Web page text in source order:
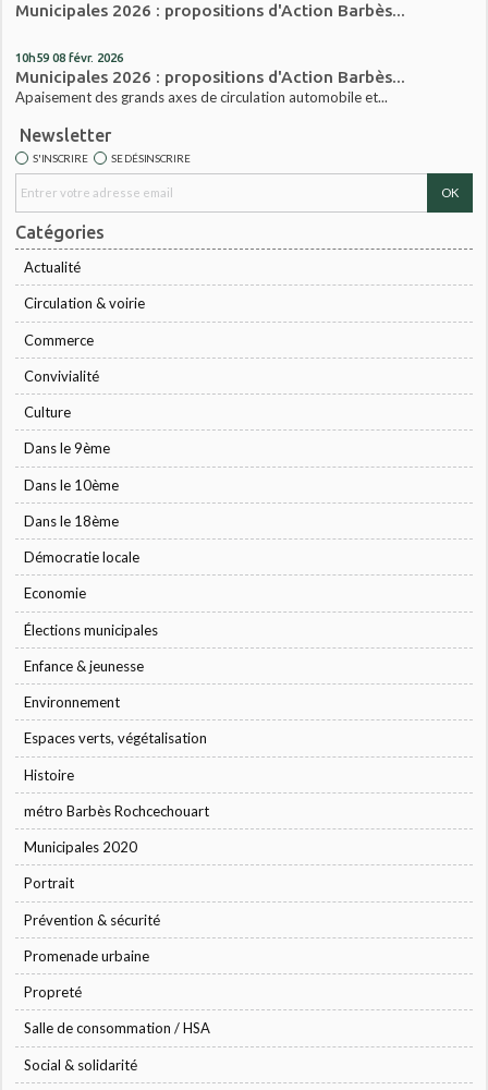
Municipales 2026 : propositions d'Action Barbès...
10h59 08 févr. 2026
Municipales 2026 : propositions d'Action Barbès...
Apaisement des grands axes de circulation automobile et...
Newsletter
S'INSCRIRE SE DÉSINSCRIRE
Catégories
Actualité
Circulation & voirie
Commerce
Convivialité
Culture
Dans le 9ème
Dans le 10ème
Dans le 18ème
Démocratie locale
Economie
Élections municipales
Enfance & jeunesse
Environnement
Espaces verts, végétalisation
Histoire
métro Barbès Rochcechouart
Municipales 2020
Portrait
Prévention & sécurité
Promenade urbaine
Propreté
Salle de consommation / HSA
Social & solidarité